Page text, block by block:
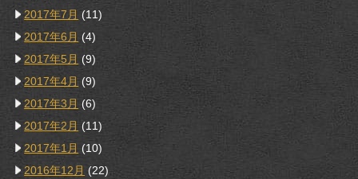
2017年7月 (11)
2017年6月 (4)
2017年5月 (9)
2017年4月 (9)
2017年3月 (6)
2017年2月 (11)
2017年1月 (10)
2016年12月 (22)